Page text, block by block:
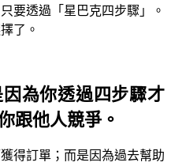
要透過「星巴克四步驟」。
了。
為你透過四步驟才
跟他人競爭。
得訂單；而是因為過去幫助